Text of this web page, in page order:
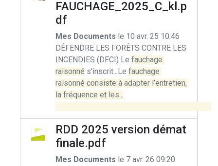
FAUCHAGE_2025_C_kl.p
df
Mes Documents le 10 avr. 25 10:46
DÉFENDRE LES FORÊTS CONTRE LES
INCENDIES (DFCI) Le fauchage
raisonné s'inscrit...Le fauchage
raisonné consiste à adapter l’entretien,
la fréquence et les...
RDD 2025 version démat
finale.pdf
Mes Documents le 7 avr. 26 09:20